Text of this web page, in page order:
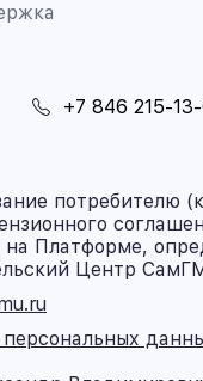
+7 846 215-
потребителю
Платформе,
Центр